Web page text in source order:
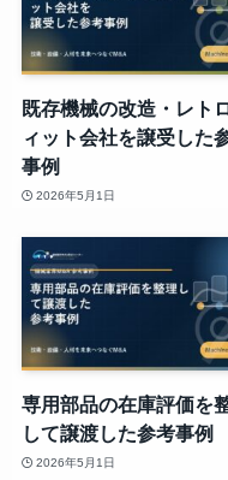
既存機械の改造・レト
ィット会社を譲受した
事例
2026年5月1日
専用部品の在庫評価を
して譲渡した参考事例
2026年5月1日